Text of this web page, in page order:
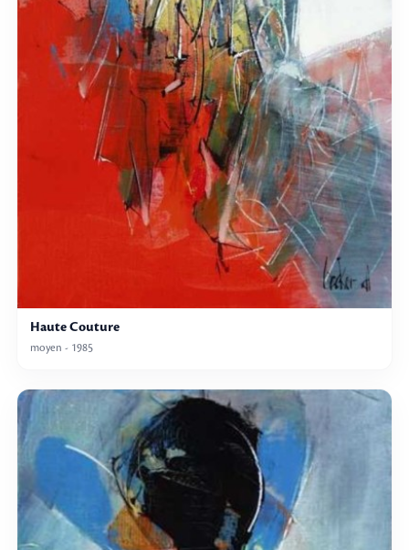
Haute Couture
moyen - 1985